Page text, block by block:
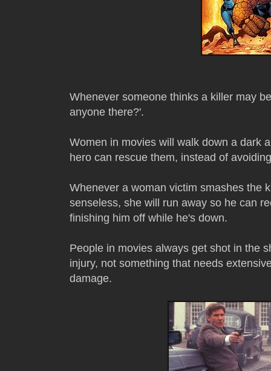
Whenever someone thinks a killer may
anyone there?'.
Women in movies will walk down a dark
hero can rescue them, instead of
Whenever a woman victim smashes the
senseless, she will run away so he can
finishing him off while he's down.
People in movies always get shot in the
injury, not something that needs
damage.